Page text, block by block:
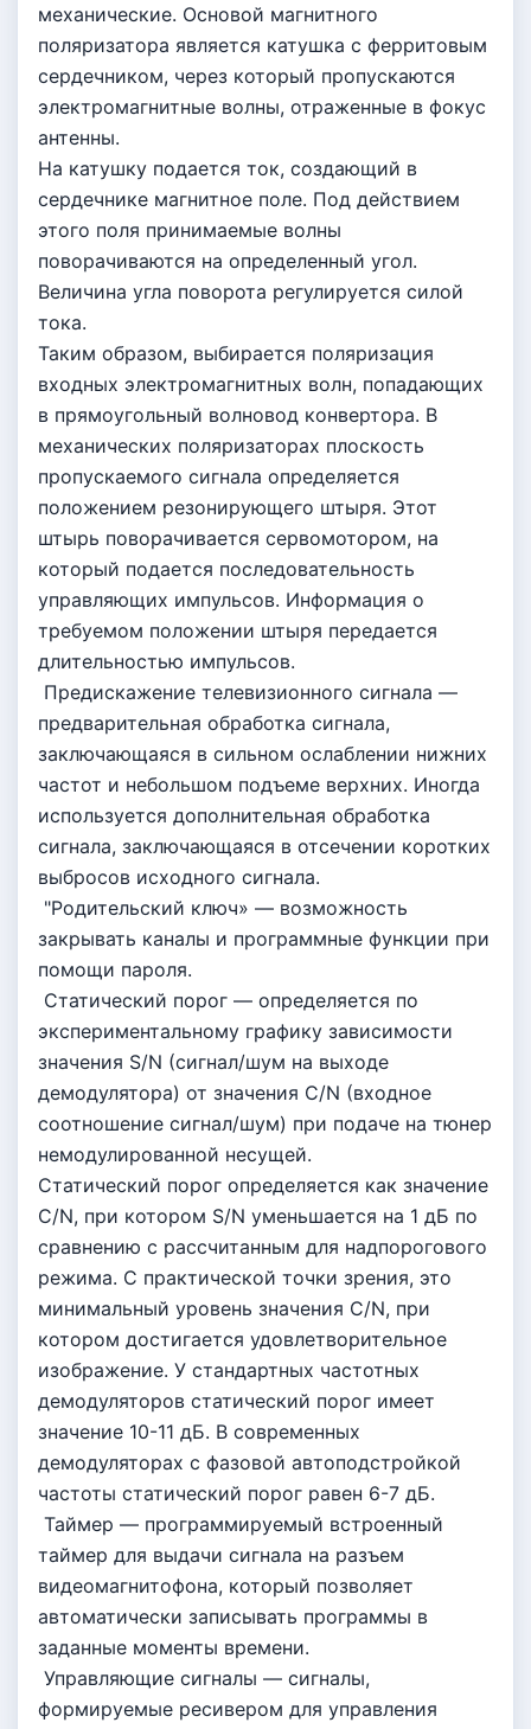
механические. Основой магнитного
поляризатора является катушка с ферритовым
сердечником, через который пропускаются
электромагнитные волны, отраженные в фокус
антенны.
На катушку подается ток, создающий в
сердечнике магнитное поле. Под действием
этого поля принимаемые волны
поворачиваются на определенный угол.
Величина угла поворота регулируется силой
тока.
Таким образом, выбирается поляризация
входных электромагнитных волн, попадающих
в прямоугольный волновод конвертора. В
механических поляризаторах плоскость
пропускаемого сигнала определяется
положением резонирующего штыря. Этот
штырь поворачивается сервомотором, на
который подается последовательность
управляющих импульсов. Информация о
требуемом положении штыря передается
длительностью импульсов.
Предискажение телевизионного сигнала —
предварительная обработка сигнала,
заключающаяся в сильном ослаблении нижних
частот и небольшом подъеме верхних. Иногда
используется дополнительная обработка
сигнала, заключающаяся в отсечении коротких
выбросов исходного сигнала.
"Родительский ключ» — возможность
закрывать каналы и программные функции при
помощи пароля.
Статический порог — определяется по
экспериментальному графику зависимости
значения S/N (сигнал/шум на выходе
демодулятора) от значения С/N (входное
соотношение сигнал/шум) при подаче на тюнер
немодулированной несущей.
Статический порог определяется как значение
C/N, при котором S/N уменьшается на 1 дБ по
сравнению с рассчитанным для надпорогового
режима. С практической точки зрения, это
минимальный уровень значения С/N, при
котором достигается удовлетворительное
изображение. У стандартных частотных
демодуляторов статический порог имеет
значение 10-11 дБ. В современных
демодуляторах с фазовой автоподстройкой
частоты статический порог равен 6-7 дБ.
Таймер — программируемый встроенный
таймер для выдачи сигнала на разъем
видеомагнитофона, который позволяет
автоматически записывать программы в
заданные моменты времени.
Управляющие сигналы — сигналы,
формируемые ресивером для управления